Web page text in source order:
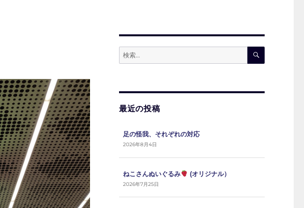
検
索:
検
最近の投稿
足の怪我、それぞれの対応
2026年8月4日
ねこさんぬいぐるみ (オリジナル）
2026年7月25日